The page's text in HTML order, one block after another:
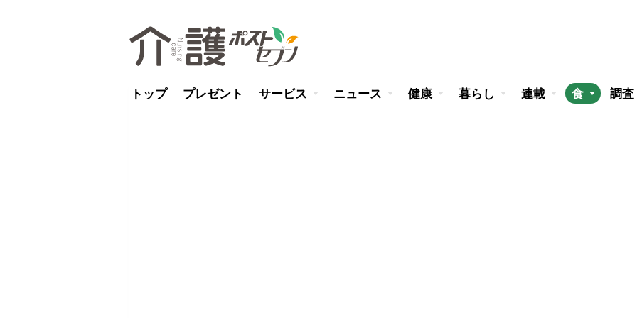
トップ プレゼント サービス ニュース 健康 暮らし 連載 食 調査